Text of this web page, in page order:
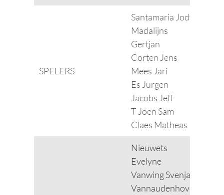
SPELERS
Santamaria Jody
Madalijns
Gertjan
Corten Jens
Mees Jari
Es Jurgen
Jacobs Jeff
T Joen Sam
Claes Matheas
Nieuwets
Evelyne
Vanwing Svenja
Vannaudenhove